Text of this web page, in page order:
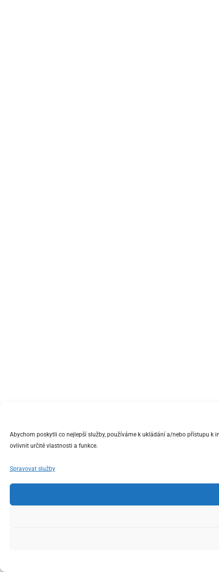
Abychom poskytli co nejlepší služby, používáme k ukládání a/nebo přístupu
ovlivnit určité vlastnosti a funkce.
Spravovat služby